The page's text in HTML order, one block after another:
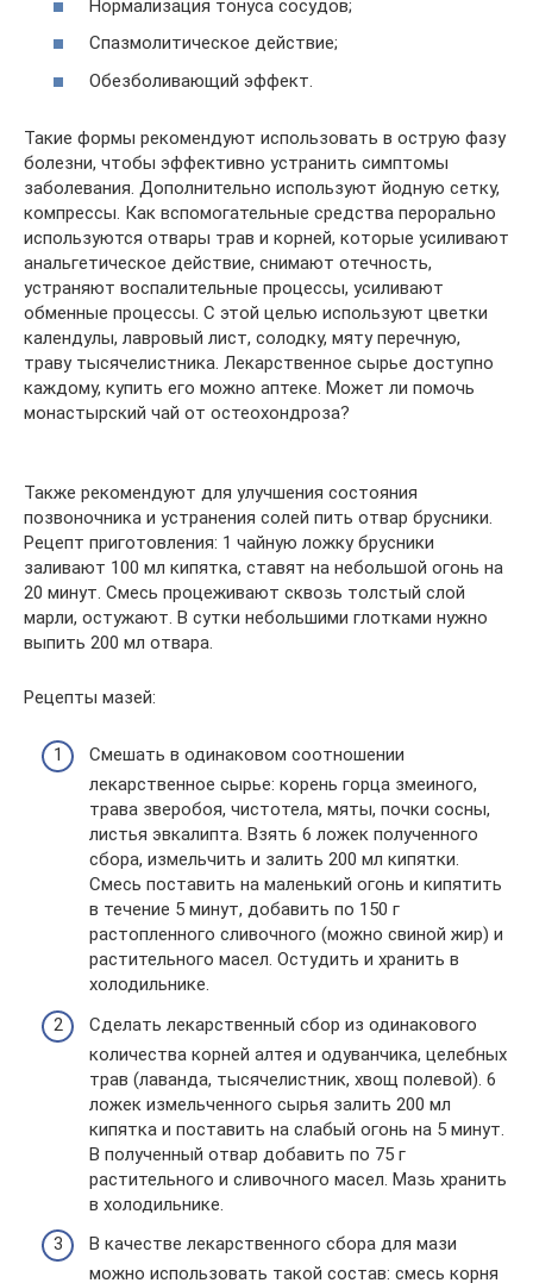
Нормализация тонуса сосудов;
Спазмолитическое действие;
Обезболивающий эффект.
Такие формы рекомендуют использовать в острую фазу
болезни, чтобы эффективно устранить симптомы
заболевания. Дополнительно используют йодную сетку,
компрессы. Как вспомогательные средства перорально
используются отвары трав и корней, которые усиливают
анальгетическое действие, снимают отечность,
устраняют воспалительные процессы, усиливают
обменные процессы. С этой целью используют цветки
календулы, лавровый лист, солодку, мяту перечную,
траву тысячелистника. Лекарственное сырье доступно
каждому, купить его можно аптеке. Может ли помочь
монастырский чай от остеохондроза?
Также рекомендуют для улучшения состояния
позвоночника и устранения солей пить отвар брусники.
Рецепт приготовления: 1 чайную ложку брусники
заливают 100 мл кипятка, ставят на небольшой огонь на
20 минут. Смесь процеживают сквозь толстый слой
марли, остужают. В сутки небольшими глотками нужно
выпить 200 мл отвара.
Рецепты мазей:
Смешать в одинаковом соотношении
лекарственное сырье: корень горца змеиного,
трава зверобоя, чистотела, мяты, почки сосны,
листья эвкалипта. Взять 6 ложек полученного
сбора, измельчить и залить 200 мл кипятки.
Смесь поставить на маленький огонь и кипятить
в течение 5 минут, добавить по 150 г
растопленного сливочного (можно свиной жир) и
растительного масел. Остудить и хранить в
холодильнике.
Сделать лекарственный сбор из одинакового
количества корней алтея и одуванчика, целебных
трав (лаванда, тысячелистник, хвощ полевой). 6
ложек измельченного сырья залить 200 мл
кипятка и поставить на слабый огонь на 5 минут.
В полученный отвар добавить по 75 г
растительного и сливочного масел. Мазь хранить
в холодильнике.
В качестве лекарственного сбора для мази
можно использовать такой состав: смесь корня